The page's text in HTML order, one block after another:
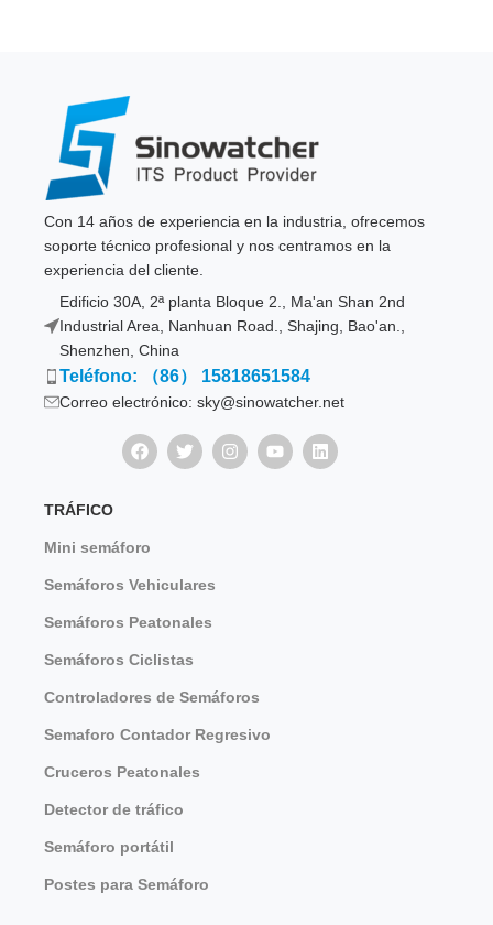
Con 14 años de experiencia en la industria, ofrecemos
soporte técnico profesional y nos centramos en la
experiencia del cliente.
Edificio 30A, 2ª planta Bloque 2., Ma'an Shan 2nd
Industrial Area, Nanhuan Road., Shajing, Bao'an.,
Shenzhen, China
Teléfono: （86） 15818651584
Correo electrónico: sky@sinowatcher.net
TRÁFICO
Mini semáforo
Semáforos Vehiculares
Semáforos Peatonales
Semáforos Ciclistas
Controladores de Semáforos
Semaforo Contador Regresivo
Cruceros Peatonales
Detector de tráfico
Semáforo portátil
Postes para Semáforo